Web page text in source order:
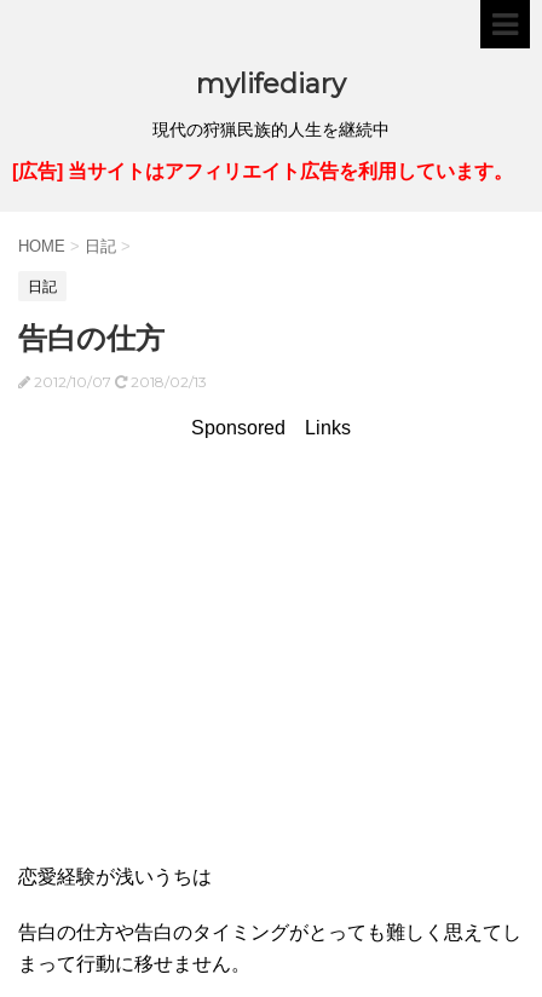
mylifediary
現代の狩猟民族的人生を継続中
[広告] 当サイトはアフィリエイト広告を利用しています。
HOME > 日記 >
日記
告白の仕方
2012/10/07 2018/02/13
Sponsored Links
恋愛経験が浅いうちは
告白の仕方や告白のタイミングがとっても難しく思えてし
まって行動に移せません。